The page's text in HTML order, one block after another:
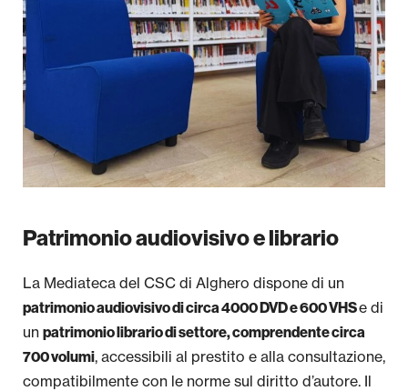
Patrimonio audiovisivo e librario
La Mediateca del CSC di Alghero dispone di un
patrimonio audiovisivo di circa 4000 DVD e 600 VHSe di
un patrimonio librario di settore, comprendente circa
700 volumi, accessibili al prestito e alla consultazione,
compatibilmente con le norme sul diritto d’autore. Il
Mediateca
Rubriche
Progetti Regionali
Newsletter